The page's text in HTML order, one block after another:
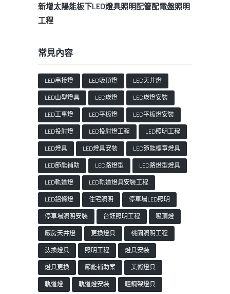
新增太陽能板下LED燈具照明配管配電盤照明
工程
常見內容
LED串接燈 LED吸頂燈
LED天井燈
LED山型燈具
LED崁燈
LED崁燈安裝
LED工事燈
LED平板燈
LED平板燈安裝
LED投射燈
LED投射燈工程
LED照明工程
LED燈具
LED燈具安裝
LED節能標章燈具
LED節能補助
LED路燈型
LED路燈型燈具
LED軌道燈
LED軌道燈具安裝工程
LED鋁條燈
住宅照明
停車場LED照明
停車場照明安裝
台鈺照明工程
吸頂燈
廠房天井燈
更換燈具
桃園照明工程
汰換燈具
照明工程
燈具安裝
燈具更換
節能補助案
美術燈具
軌道燈
軌道燈安裝
輕鋼架燈具